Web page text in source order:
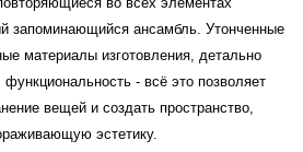
запоминающийся ансамбль. Утонченные
материалы изготовления, детально
- всё это позволяет
вещей и создать пространство,
эстетику.